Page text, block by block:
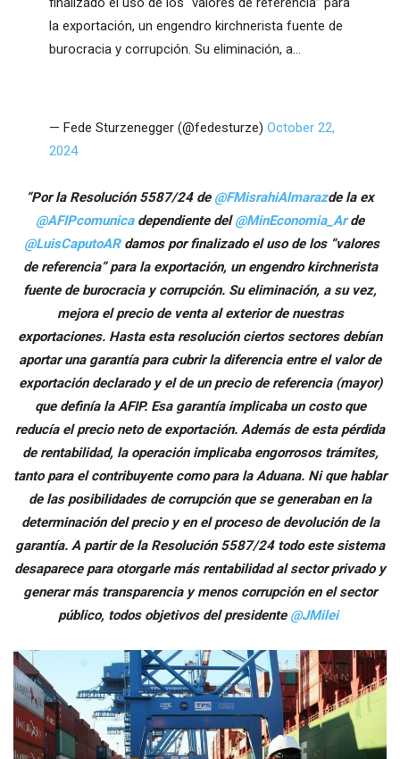
la exportación, un engendro kirchnerista fuente de
burocracia y corrupción. Su eliminación, a…
— Fede Sturzenegger (@fedesturze) October 22,
2024
“Por la Resolución 5587/24 de @FMisrahiAlmarazde la ex
@AFIPcomunicadependiente del@MinEconomia_Arde
@LuisCaputoARdamos por finalizado el uso de los “valores
de referencia” para la exportación, un engendro kirchnerista
fuente de burocracia y corrupción. Su eliminación, a su vez,
mejora el precio de venta al exterior de nuestras
exportaciones. Hasta esta resolución ciertos sectores debían
aportar una garantía para cubrir la diferencia entre el valor de
exportación declarado y el de un precio de referencia (mayor)
que definía la AFIP. Esa garantía implicaba un costo que
reducía el precio neto de exportación. Además de esta pérdida
de rentabilidad, la operación implicaba engorrosos trámites,
tanto para el contribuyente como para la Aduana. Ni que hablar
de las posibilidades de corrupción que se generaban en la
determinación del precio y en el proceso de devolución de la
garantía. A partir de la Resolución 5587/24 todo este sistema
desaparece para otorgarle más rentabilidad al sector privado y
generar más transparencia y menos corrupción en el sector
público, todos objetivos del presidente @JMilei